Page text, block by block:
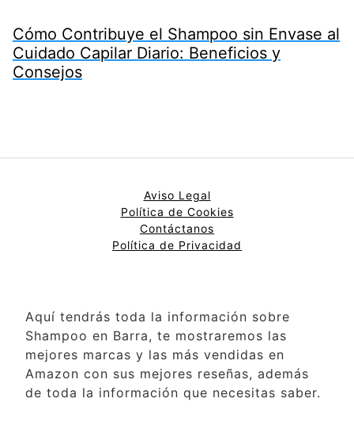
Cómo Contribuye el Shampoo sin Envase al
Cuidado Capilar Diario: Beneficios y
Consejos
Aviso Legal
Política de Cookies
Contáctanos
Política de Privacidad
Aquí tendrás toda la información sobre
Shampoo en Barra, te mostraremos las
mejores marcas y las más vendidas en
Amazon con sus mejores reseñas, además
de toda la información que necesitas saber.